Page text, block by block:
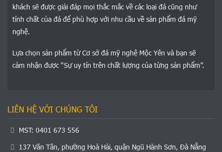
khách sẽ được giải đáp mọi thắc mắc về các loại đá cũng như
tính chất của đá để phù hợp với nhu cầu về sản phẩm đá mỹ
nghệ.
Lựa chọn sản phẩm từ Cơ sở đá mỹ nghệ Mộc Yên và bạn sẽ
cảm nhận được “Sự uy tín trên chất lượng của từng sản phẩm”.
LIÊN HỆ VỚI CHÚNG TÔI
MST: 0401 673 556
137 Văn Tân, phường Hoà Hải, quận Ngũ Hành Sơn, Đà Nẵng